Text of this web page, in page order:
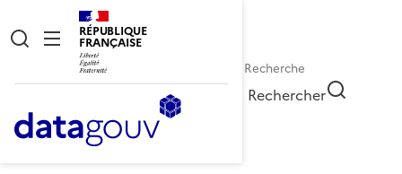
RÉPUBLIQUE
FRANÇAISE
Rechercher